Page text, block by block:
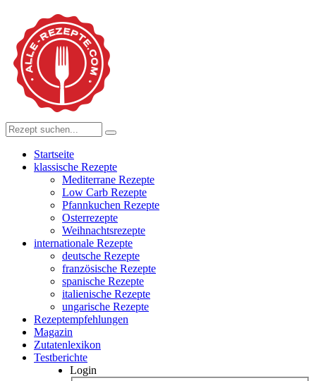
Startseite
klassische Rezepte
Mediterrane Rezepte
Low Carb Rezepte
Pfannkuchen Rezepte
Osterrezepte
Weihnachtsrezepte
internationale Rezepte
deutsche Rezepte
französische Rezepte
spanische Rezepte
italienische Rezepte
ungarische Rezepte
Rezeptempfehlungen
Magazin
Zutatenlexikon
Testberichte
Login